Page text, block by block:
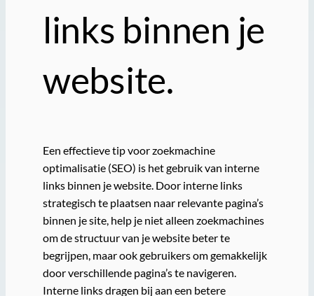
links binnen je
website.
Een effectieve tip voor zoekmachine
optimalisatie (SEO) is het gebruik van interne
links binnen je website. Door interne links
strategisch te plaatsen naar relevante pagina’s
binnen je site, help je niet alleen zoekmachines
om de structuur van je website beter te
begrijpen, maar ook gebruikers om gemakkelijk
door verschillende pagina’s te navigeren.
Interne links dragen bij aan een betere